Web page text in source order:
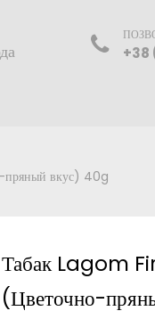
вкус) 40g
Табак Lagom
(Цветочно-